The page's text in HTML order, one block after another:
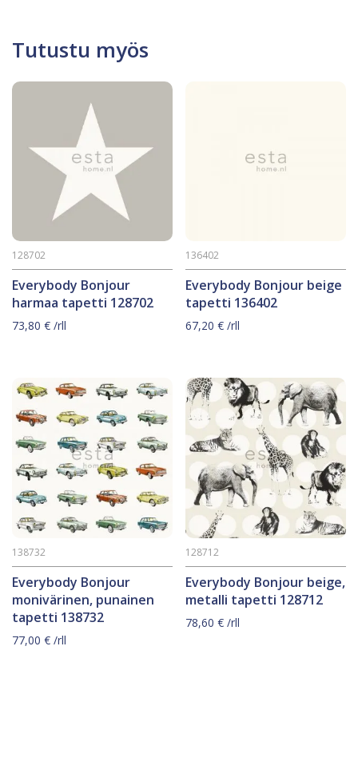
Tutustu myös
Everybody Bonjour
harmaa tapetti 128702
128702
73,80 € /rll
Everybody Bonjour beige
tapetti 136402
136402
67,20€ /rll
Everybody Bonjour
monivärinen, punainen
tapetti 138732
138732
77,00 € /rll
Everybody Bonjour beige,
metalli tapetti 128712
128712
78,60€ /rll